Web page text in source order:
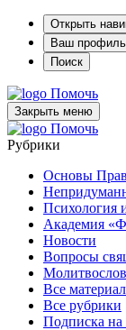
Открыть
Ваш профиль
Поиск
Помочь
Закрыть меню
Помочь
Рубрики
Основы
Психология
Академия
Новости
Вопросы
Молитвослов
Все
Все рубрики
Подписка